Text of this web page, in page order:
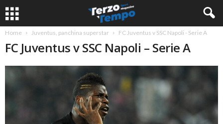
Home Juventus, panchina superstar FC Juventus v SSC Napoli - Serie A
FC Juventus v SSC Napoli – Serie A